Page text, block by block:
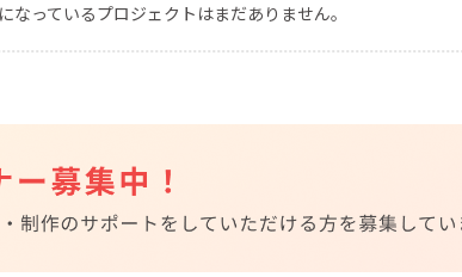
なっているプロジェクトはまだありません。